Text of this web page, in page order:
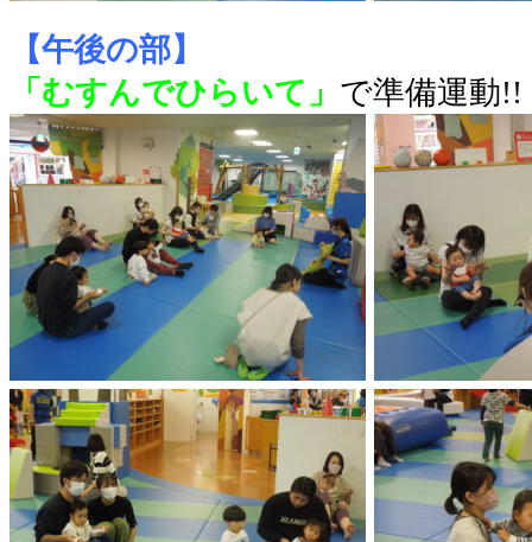
【午後の部】
「むすんでひらいて」 で準備運動!!